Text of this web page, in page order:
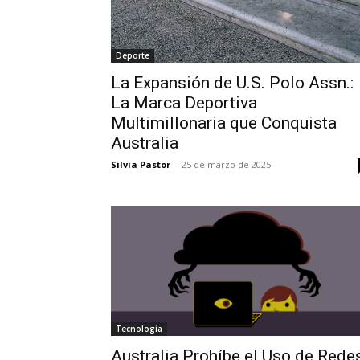
Deporte
La Expansión de U.S. Polo Assn.:
La Marca Deportiva
Multimillonaria que Conquista
Australia
Silvia Pastor - 25 de marzo de 2025
Tecnología